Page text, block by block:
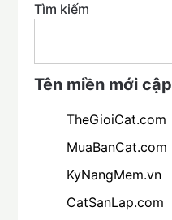
Tìm kiếm
Tên miền mới
TheGioiCat.com
MuaBanCat.com
KyNangMem.vn
CatSanLap.com